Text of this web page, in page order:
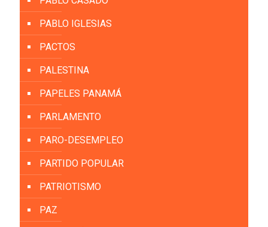
PABLO IGLESIAS
PACTOS
PALESTINA
PAPELES PANAMÁ
PARLAMENTO
PARO-DESEMPLEO
PARTIDO POPULAR
PATRIOTISMO
PAZ